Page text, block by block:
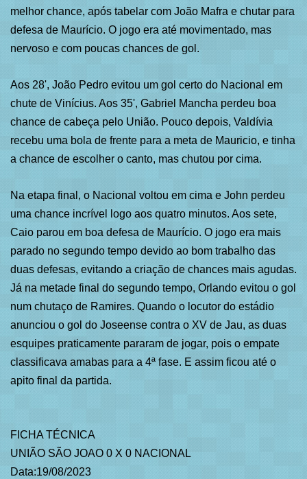
melhor chance, após tabelar com João Mafra e chutar para
defesa de Maurício. O jogo era até movimentado, mas
nervoso e com poucas chances de gol.
Aos 28', João Pedro evitou um gol certo do Nacional em
chute de Vinícius. Aos 35', Gabriel Mancha perdeu boa
chance de cabeça pelo União. Pouco depois, Valdívia
recebu uma bola de frente para a meta de Mauricio, e tinha
a chance de escolher o canto, mas chutou por cima.
Na etapa final, o Nacional voltou em cima e John perdeu
uma chance incrível logo aos quatro minutos. Aos sete,
Caio parou em boa defesa de Maurício. O jogo era mais
parado no segundo tempo devido ao bom trabalho das
duas defesas, evitando a criação de chances mais agudas.
Já na metade final do segundo tempo, Orlando evitou o gol
num chutaço de Ramires. Quando o locutor do estádio
anunciou o gol do Joseense contra o XV de Jau, as duas
esquipes praticamente pararam de jogar, pois o empate
classificava amabas para a 4ª fase. E assim ficou até o
apito final da partida.
FICHA TÉCNICA
UNIÃO SÃO JOAO 0 X 0 NACIONAL
Data:19/08/2023